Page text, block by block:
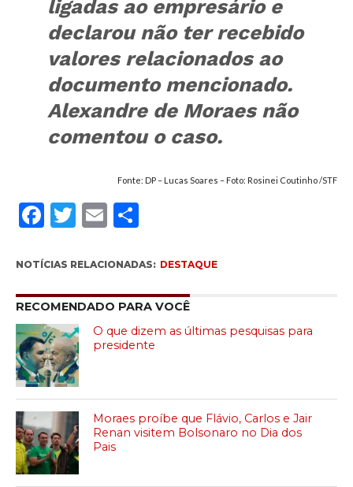
ligadas ao empresário e
declarou não ter recebido
valores relacionados ao
documento mencionado.
Alexandre de Moraes não
comentou o caso.
Fonte: DP – Lucas Soares – Foto: Rosinei Coutinho /STF
Facebook
Twitter
EmailCompartilhar
NOTÍCIAS RELACIONADAS: DESTAQUE
RECOMENDADO PARA VOCÊ
O que dizem as últimas pesquisas para
presidente
Moraes proíbe que Flávio, Carlos e Jair
Renan visitem Bolsonaro no Dia dos
Pais